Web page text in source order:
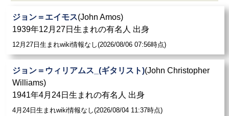
ジョン＝エイモス(John Amos)
1939年12月27日生まれの有名人 出身
12月27日生まれwiki情報なし(2026/08/06 07:56時点)
ジョン＝ウィリアムス_(ギタリスト)(John Christopher
Williams)
1941年4月24日生まれの有名人 出身
4月24日生まれwiki情報なし(2026/08/04 11:37時点)